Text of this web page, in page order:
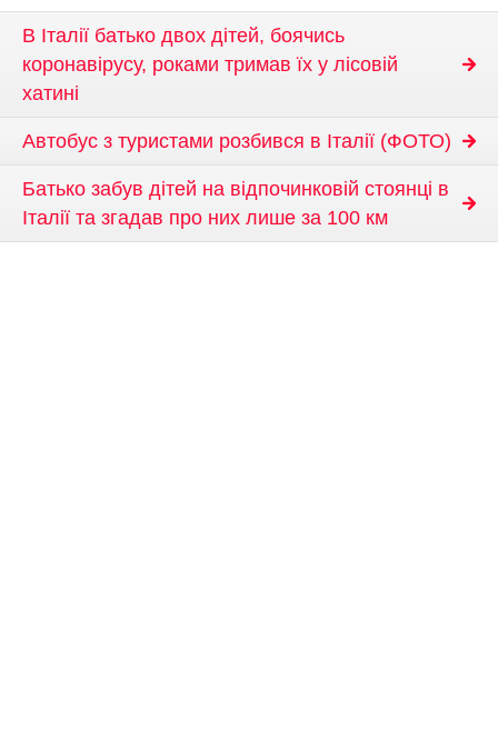
В Італії батько двох дітей, боячись
коронавірусу, роками тримав їх у лісовій
хатині
Автобус з туристами розбився в Італії (ФОТО)
Батько забув дітей на відпочинковій стоянці в
Італії та згадав про них лише за 100 км